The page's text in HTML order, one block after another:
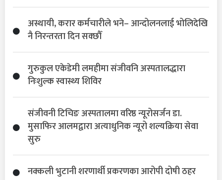
अस्थायी, करार कर्मचारीले भने– आन्दोलनलाई भोलिदेखि
नै निरन्तरता दिन सक्छौँ
गुरुकुल एकेडेमी लमहीमा संजीवनि अस्पतालद्धारा
निःशुल्क स्वास्थ्य शिविर
संजीवनी टिचिङ अस्पतालमा वरिष्ठ न्यूरोसर्जन डा.
मुसाफिर आलमद्वारा अत्याधुनिक न्यूरो शल्यक्रिया सेवा
सुरु
नक्कली भुटानी शरणार्थी प्रकरणका आरोपी दोषी ठहर